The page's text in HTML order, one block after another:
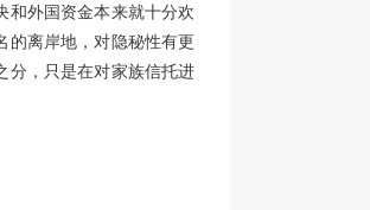
和外国资金本来就十分欢
的离岸地，对隐秘性有更
分，只是在对家族信托进